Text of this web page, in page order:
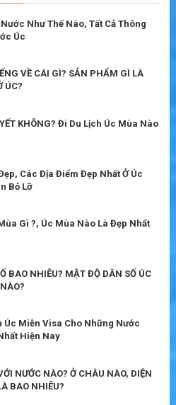
Như Thế Nào, Tất Cả Thông
Úc
VỀ CÁI GÌ? SẢN PHẨM GÌ LÀ
ÚC?
KHÔNG? Đi Du Lịch Úc Mùa Nào
Các Địa Điểm Đẹp Nhất Ở Úc
Bỏ Lỡ
Gì ?, Úc Mùa Nào Là Đẹp Nhất
BAO NHIÊU? MẬT ĐỘ DÂN SỐ ÚC
Úc Miễn Visa Cho Những Nước
Hiện Nay
NƯỚC NÀO? Ở CHÂU NÀO, DIỆN
BAO NHIÊU?